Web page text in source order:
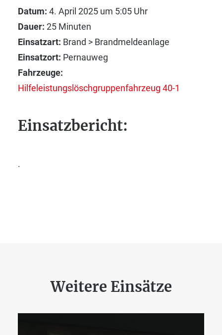
Datum: 4. April 2025 um 5:05 Uhr
Dauer: 25 Minuten
Einsatzart: Brand > Brandmeldeanlage
Einsatzort: Pernauweg
Fahrzeuge:
Hilfeleistungslöschgruppenfahrzeug 40-1
Einsatzbericht:
.
Weitere Einsätze